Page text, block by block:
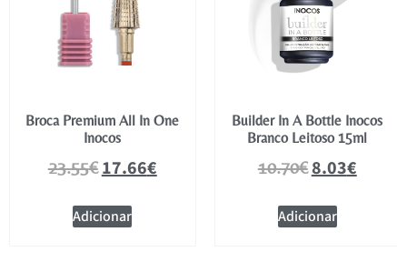
Broca Premium All In One
Inocos
23.55€17.66€
Adicionar
Builder In A Bottle Inocos
Branco Leitoso 15ml
10.70€8.03€
Adicionar